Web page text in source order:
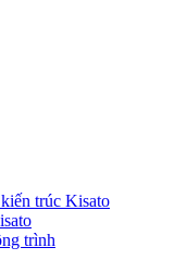
trúc Kisato
trình